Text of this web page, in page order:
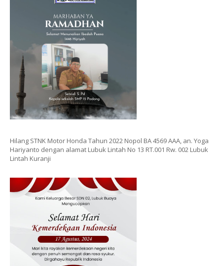
Hilang STNK Motor Honda Tahun 2022 Nopol BA 4569 AAA, an. Yoga
Hariyanto dengan alamat Lubuk Lintah No 13 RT.001 Rw. 002 Lubuk
Lintah Kuranji